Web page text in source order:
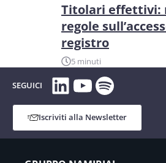
Titolari effettivi:
regole
registro
5 minuti
SEGUICI LinkedIn
YouTube
Spotify
Iscriviti alla Newsletter